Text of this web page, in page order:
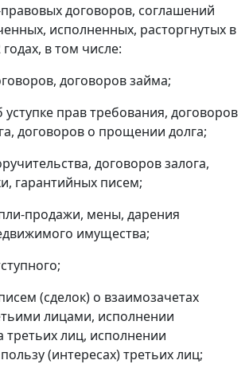
договоров, соглашений
исполненных, расторгнутых в
в том числе:
договоров займа;
уступке прав требования, договоров
договоров о прощении долга;
договоров залога,
гарантийных писем;
продажи, мены, дарения
имущества;
(сделок) о взаимозачетах
лицами, исполнении
третьих лиц, исполнении
(интересах) третьих лиц;